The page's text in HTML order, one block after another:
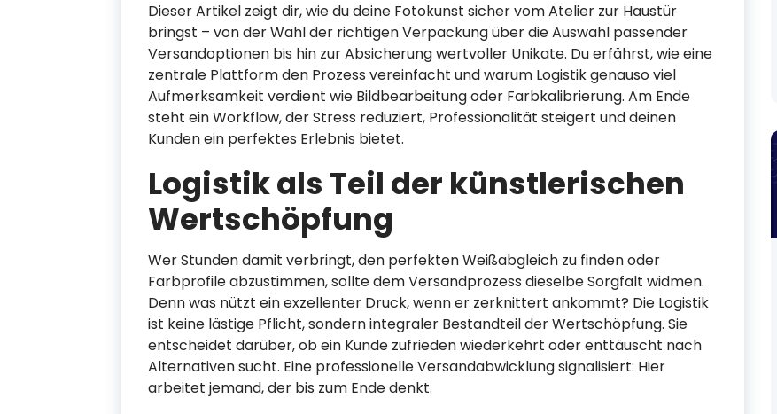
Dieser Artikel zeigt dir, wie du deine Fotokunst sicher vom Atelier zur Haustür
bringst – von der Wahl der richtigen Verpackung über die Auswahl passender
Versandoptionen bis hin zur Absicherung wertvoller Unikate. Du erfährst, wie eine
zentrale Plattform den Prozess vereinfacht und warum Logistik genauso viel
Aufmerksamkeit verdient wie Bildbearbeitung oder Farbkalibrierung. Am Ende
steht ein Workflow, der Stress reduziert, Professionalität steigert und deinen
Kunden ein perfektes Erlebnis bietet.
Logistik als Teil der künstlerischen
Wertschöpfung
Wer Stunden damit verbringt, den perfekten Weißabgleich zu finden oder
Farbprofile abzustimmen, sollte dem Versandprozess dieselbe Sorgfalt widmen.
Denn was nützt ein exzellenter Druck, wenn er zerknittert ankommt? Die Logistik
ist keine lästige Pflicht, sondern integraler Bestandteil der Wertschöpfung. Sie
entscheidet darüber, ob ein Kunde zufrieden wiederkehrt oder enttäuscht nach
Alternativen sucht. Eine professionelle Versandabwicklung signalisiert: Hier
arbeitet jemand, der bis zum Ende denkt.